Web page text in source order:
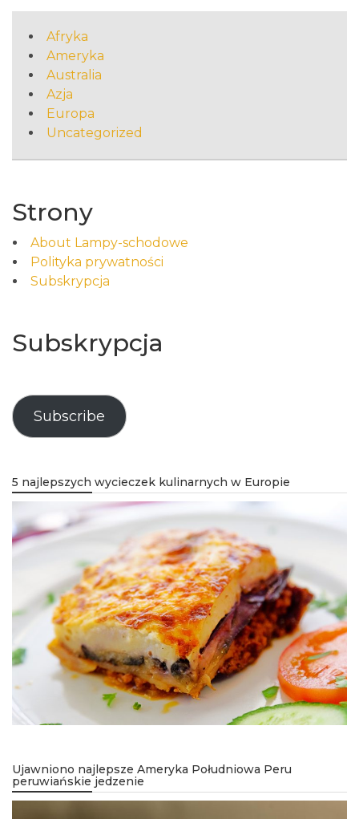
Afryka
Ameryka
Australia
Azja
Europa
Uncategorized
Strony
About Lampy-schodowe
Polityka prywatności
Subskrypcja
Subskrypcja
Subscribe
5 najlepszych wycieczek kulinarnych w Europie
Ujawniono najlepsze Ameryka Południowa Peru
peruwiańskie jedzenie